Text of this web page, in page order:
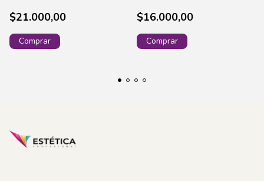
ESSE-0003
$21.000,00
X95ML -17421 (96)
$16.000,00